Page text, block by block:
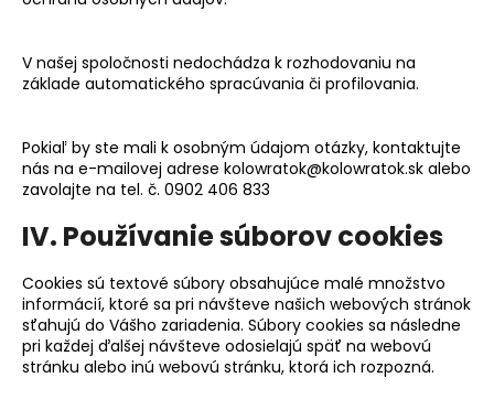
V našej spoločnosti nedochádza k rozhodovaniu na
základe automatického spracúvania či profilovania.
Pokiaľ by ste mali k osobným údajom otázky, kontaktujte
nás na e-mailovej adrese kolowratok@kolowratok.sk alebo
zavolajte na tel. č. 0902 406 833
IV. Používanie súborov cookies
Cookies sú textové súbory obsahujúce malé množstvo
informácií, ktoré sa pri návšteve našich webových stránok
sťahujú do Vášho zariadenia. Súbory cookies sa následne
pri každej ďalšej návšteve odosielajú späť na webovú
stránku alebo inú webovú stránku, ktorá ich rozpozná.